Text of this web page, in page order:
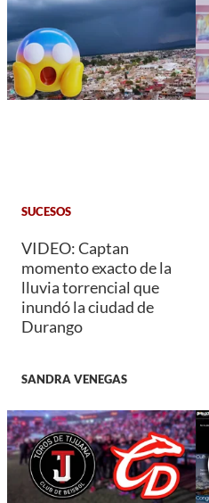
SUCESOS
VIDEO: Captan
momento exacto de la
lluvia torrencial que
inundó la ciudad de
Durango
SANDRA VENEGAS